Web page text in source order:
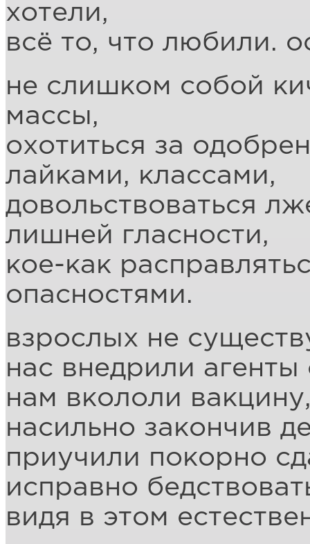
хотели,
всё то, что любили.
не слишком собой
массы,
охотиться за
лайками, классами,
довольствоваться
лишней гласности,
кое-как
опасностями.
взрослых не
нас внедрили агенты
нам вкололи
насильно закончив
приучили покорно
исправно
видя в этом